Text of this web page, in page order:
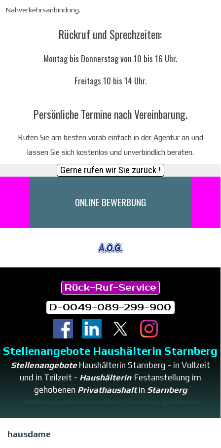
Nahverkehrsanbindung.
Rückruf und Sprechzeiten:
Montag bis Donnerstag von 10 bis 16 Uhr.
Freitags 10 bis 14 Uhr.
Persönliche Termine nach Vereinbarung.
Rufen Sie am besten vorab einfach in der Agentur an und
lassen Sie sich kostenlos und unverbindlich beraten.
Gerne rufen wir Sie zurück !
ONLINE BEWERBUNG
Rück-Ruf-Service
D-0049-089-299-900
Stellenangebote Haushälterin Starnberg
Stellenangebote Haushälterin Starnberg - in Vollzeit
und in Teilzeit - Haushälterin Festanstellung im
gehobenen Privathaushalt in Starnberg
hausdame